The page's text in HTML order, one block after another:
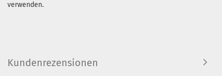
verwenden.
Kundenrezensionen